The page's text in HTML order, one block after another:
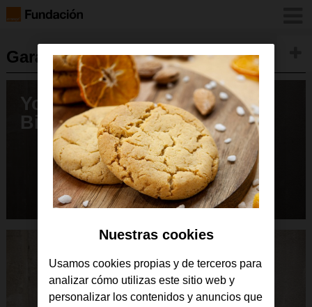
GarageLAB Volver
Young Social Makers,
Bipedestador
Nuestras cookies
Usamos cookies propias y de terceros para
analizar cómo utilizas este sitio web y
personalizar los contenidos y anuncios que